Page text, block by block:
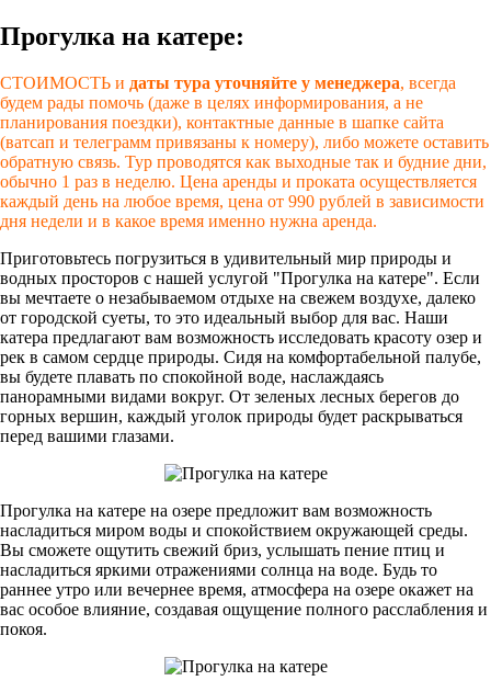
Прогулка на катере:
СТОИМОСТЬ и даты тура уточняйте у менеджера, всегда
будем рады помочь (даже в целях информирования, а не
планирования поездки), контактные данные в шапке сайта
(ватсап и телеграмм привязаны к номеру), либо можете оставить
обратную связь. Тур проводятся как выходные так и будние дни,
обычно 1 раз в неделю. Цена аренды и проката осуществляется
каждый день на любое время, цена от 990 рублей в зависимости
дня недели и в какое время именно нужна аренда.
Приготовьтесь погрузиться в удивительный мир природы и
водных просторов с нашей услугой "Прогулка на катере". Если
вы мечтаете о незабываемом отдыхе на свежем воздухе, далеко
от городской суеты, то это идеальный выбор для вас. Наши
катера предлагают вам возможность исследовать красоту озер и
рек в самом сердце природы. Сидя на комфортабельной палубе,
вы будете плавать по спокойной воде, наслаждаясь
панорамными видами вокруг. От зеленых лесных берегов до
горных вершин, каждый уголок природы будет раскрываться
перед вашими глазами.
Прогулка на катере на озере предложит вам возможность
насладиться миром воды и спокойствием окружающей среды.
Вы сможете ощутить свежий бриз, услышать пение птиц и
насладиться яркими отражениями солнца на воде. Будь то
раннее утро или вечернее время, атмосфера на озере окажет на
вас особое влияние, создавая ощущение полного расслабления и
покоя.